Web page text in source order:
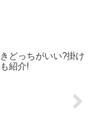
どっちがいい?掛け
紹介!